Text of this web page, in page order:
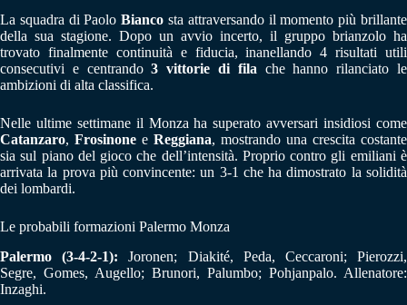
La squadra di PaoloBianco sta attraversando il momento più brillante
della sua stagione. Dopo un avvio incerto, il gruppo brianzolo ha
trovato finalmente continuità e fiducia, inanellando 4 risultati utili
consecutivi e centrando3 vittorie di fila che hanno rilanciato le
ambizioni di alta classifica.
Nelle ultime settimane il Monza ha superato avversari insidiosi come
Catanzaro, Frosinone e Reggiana, mostrando una crescita costante
sia sul piano del gioco che dell’intensità. Proprio contro gli emiliani è
arrivata la prova più convincente: un 3-1 che ha dimostrato la solidità
dei lombardi.
Le probabili formazioni Palermo Monza
Palermo (3-4-2-1):Joronen; Diakité, Peda, Ceccaroni; Pierozzi,
Segre, Gomes, Augello; Brunori, Palumbo; Pohjanpalo. Allenatore:
Inzaghi.